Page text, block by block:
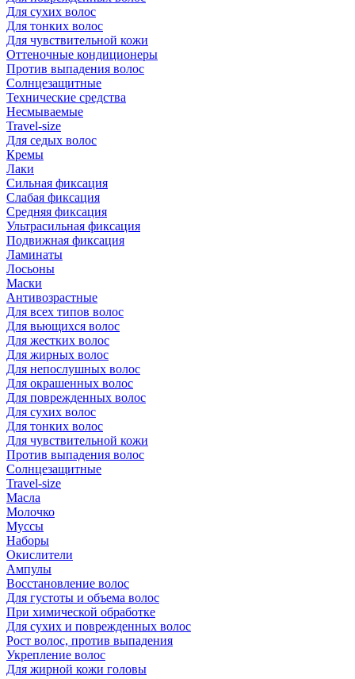
Для сухих волос
Для тонких волос
Для чувствительной кожи
Оттеночные кондиционеры
Против выпадения волос
Солнцезащитные
Технические средства
Несмываемые
Travel-size
Для седых волос
Кремы
Лаки
Сильная фиксация
Слабая фиксация
Средняя фиксация
Ультрасильная фиксация
Подвижная фиксация
Ламинаты
Лосьоны
Маски
Антивозрастные
Для всех типов волос
Для вьющихся волос
Для жестких волос
Для жирных волос
Для непослушных волос
Для окрашенных волос
Для поврежденных волос
Для сухих волос
Для тонких волос
Для чувствительной кожи
Против выпадения волос
Солнцезащитные
Travel-size
Масла
Молочко
Муссы
Наборы
Окислители
Ампулы
Восстановление волос
Для густоты и объема волос
При химической обработке
Для сухих и поврежденных волос
Рост волос, против выпадения
Укрепление волос
Для жирной кожи головы